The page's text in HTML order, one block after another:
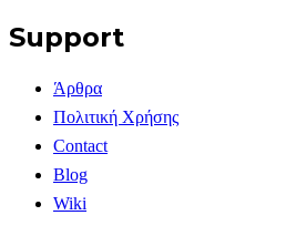
Support
Άρθρα
Πολιτική Χρήσης
Contact
Blog
Wiki